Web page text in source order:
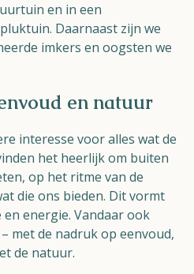
en in een
Daarnaast zijn we
imkers en oogsten we
en natuur
interesse voor alles wat de
het heerlijk om buiten
op het ritme van de
die ons bieden. Dit vormt
energie. Vandaar ook
met de nadruk op eenvoud,
de natuur.